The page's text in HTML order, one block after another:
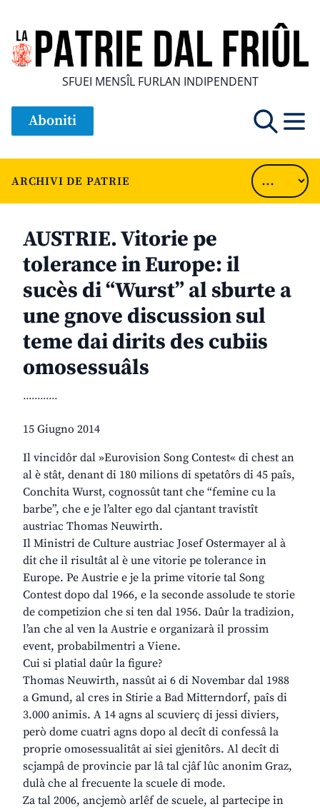
SFUEI MENSÎL FURLAN INDIPENDENT
Aboniti
ARCHIVI DE PATRIE
AUSTRIE. Vitorie pe
tolerance in Europe: il
sucès di “Wurst” al sburte a
une gnove discussion sul
teme dai dirits des cubiis
omosessuâls
............
15 Giugno 2014
Il vincidôr dal »Eurovision Song Contest« di chest an
al è stât, denant di 180 milions di spetatôrs di 45 paîs,
Conchita Wurst, cognossût tant che “femine cu la
barbe”, che e je l’alter ego dal cjantant travistît
austriac Thomas Neuwirth.
Il Ministri de Culture austriac Josef Ostermayer al à
dit che il risultât al è une vitorie pe tolerance in
Europe. Pe Austrie e je la prime vitorie tal Song
Contest dopo dal 1966, e la seconde assolude te storie
de competizion che si ten dal 1956. Daûr la tradizion,
l’an che al ven la Austrie e organizarà il prossim
event, probabilmentri a Viene.
Cui si platial daûr la figure?
Thomas Neuwirth, nassût ai 6 di Novembar dal 1988
a Gmund, al cres in Stirie a Bad Mitterndorf, paîs di
3.000 animis. A 14 agns al scuvierç di jessi diviers,
però dome cuatri agns dopo al decît di confessâ la
proprie omosessualitât ai siei gjenitôrs. Al decît di
scjampâ de provincie par lâ tal cjâf lûc anonim Graz,
dulà che al frecuente la scuele di mode.
Za tal 2006, ancjemò arlêf de scuele, al partecipe in